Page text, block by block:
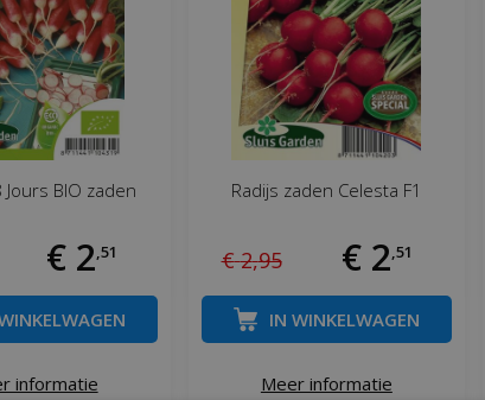
Jours BIO zaden
€ 2 ,51
informatie
Radijs zaden Celesta F1
€ 2,95 € 2 51
Meer informatie
IN WINKELWAGEN